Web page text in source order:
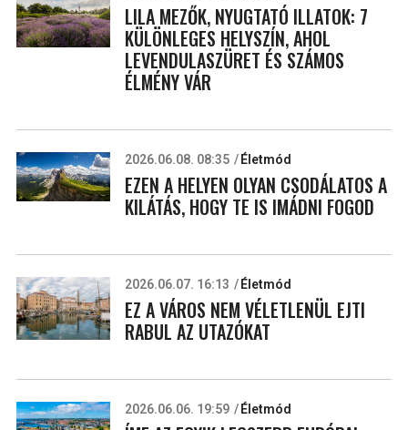
LILA MEZŐK, NYUGTATÓ ILLATOK: 7
KÜLÖNLEGES HELYSZÍN, AHOL
LEVENDULASZÜRET ÉS SZÁMOS
ÉLMÉNY VÁR
2026.06.08. 08:35 Életmód
EZEN A HELYEN OLYAN CSODÁLATOS A
KILÁTÁS, HOGY TE IS IMÁDNI FOGOD
2026.06.07. 16:13 Életmód
EZ A VÁROS NEM VÉLETLENÜL EJTI
RABUL AZ UTAZÓKAT
2026.06.06. 19:59 Életmód